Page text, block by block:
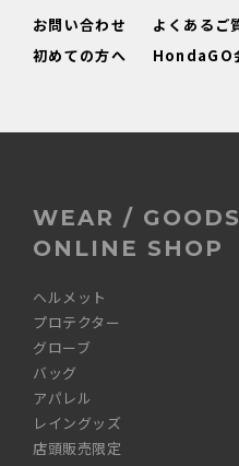
お問い合わせ よくあるご
初めての方へ
HondaGO
WEAR / GOODS
ONLINE SHOP
ヘルメット
プロテクター
グローブ
バッグ
アパレル
レイングッズ
店頭販売限定